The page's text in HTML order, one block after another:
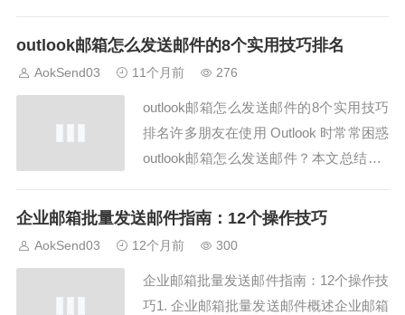
件发送。本文将详细介绍怎么发邮件到12
知道 怎么发邮件到126邮...
outlook邮箱怎么发送邮件的8个实用技巧排名
AokSend03 11个月前 276
outlook邮箱怎么发送邮件的8个实用技巧
排名许多朋友在使用 Outlook 时常常困惑
outlook邮箱怎么发送邮件？本文总结了8
方法，同时结合 AokSend 邮件平台，确
企业邮箱批量发送邮件指南：12个操作技巧
AokSend03 12个月前 300
企业邮箱批量发送邮件指南：12个操作技
巧1. 企业邮箱批量发送邮件概述企业邮箱